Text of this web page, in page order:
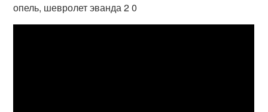
опель, шевролет эванда 2 0